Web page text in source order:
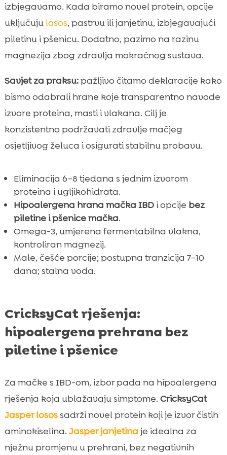
izbjegavamo. Kada biramo novel protein, opcije
uključuju losos, pastrvu ili janjetinu, izbjegavajući
piletinu i pšenicu. Dodatno, pazimo na razinu
magnezija zbog zdravlja mokraćnog sustava.
Savjet za praksu:pažljivo čitamo deklaracije kako
bismo odabrali hrane koje transparentno navode
izvore proteina, masti i vlakana. Cilj je
konzistentno podržavati zdravlje mačjeg
osjetljivog želuca i osigurati stabilnu probavu.
Eliminacija 6–8 tjedana s jednim izvorom
proteina i ugljikohidrata.
Hipoalergena hrana mačka IBDi opcije bez
piletine i pšenice mačka.
Omega-3, umjerena fermentabilna vlakna,
kontroliran magnezij.
Male, češće porcije; postupna tranzicija 7–10
dana; stalna voda.
CricksyCat rješenja:
hipoalergena prehrana bez
piletine i pšenice
Za mačke s IBD-om, izbor pada na hipoalergena
rješenja koja ublažavaju simptome. CricksyCat
Jasper losossadrži novel protein koji je izvor čistih
aminokiselina. Jasperjanjetina je idealna za
nježnu promjenu u prehrani, bez negativnih